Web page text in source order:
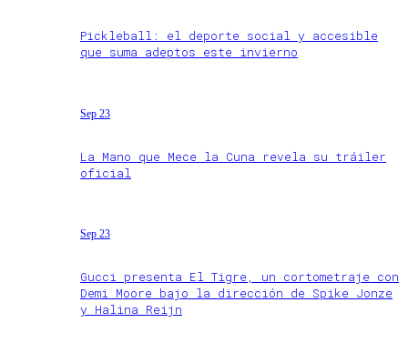
Pickleball: el deporte social y accesible
que suma adeptos este invierno
Sep 23
La Mano que Mece la Cuna revela su tráiler
oficial
Sep 23
Gucci presenta El Tigre, un cortometraje con
Demi Moore bajo la dirección de Spike Jonze
y Halina Reijn